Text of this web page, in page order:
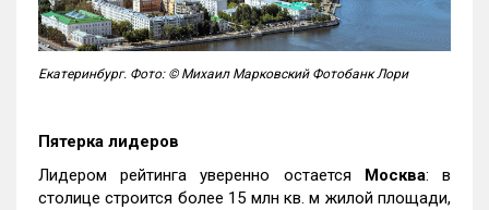
Екатеринбург. Фото: © Михаил Марковский Фотобанк Лори
Пятерка лидеров
Лидером рейтинга уверенно остается Москва: в
столице строится более 15 млн кв. м жилой площади,